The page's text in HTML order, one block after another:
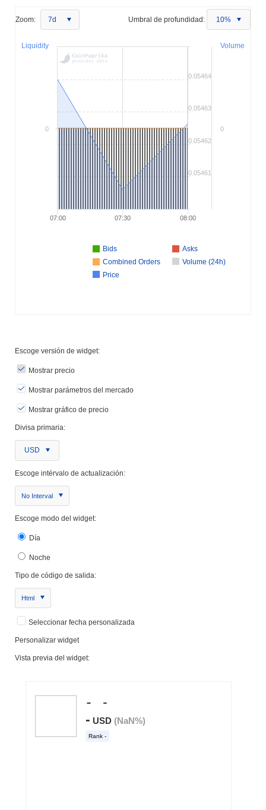
Zoom: 7d Umbral de profundidad: 10%
Volume
Liquidity
Bids
Asks
Combined Orders
Volume (24h)
Price
07:00 07:30 08:00
0.05461
0.05462
0.05463
0.05464
0
0
Escoge versión de widget:
Mostrar precio
Mostrar parámetros del mercado
Mostrar gráfico de precio
Divisa primaria:
USD
Escoge intérvalo de actualización:
No Interval
Escoge modo del widget:
Día
Noche
Tipo de código de salida:
Html
Seleccionar fecha personalizada
Personalizar widget
Vista previa del widget: